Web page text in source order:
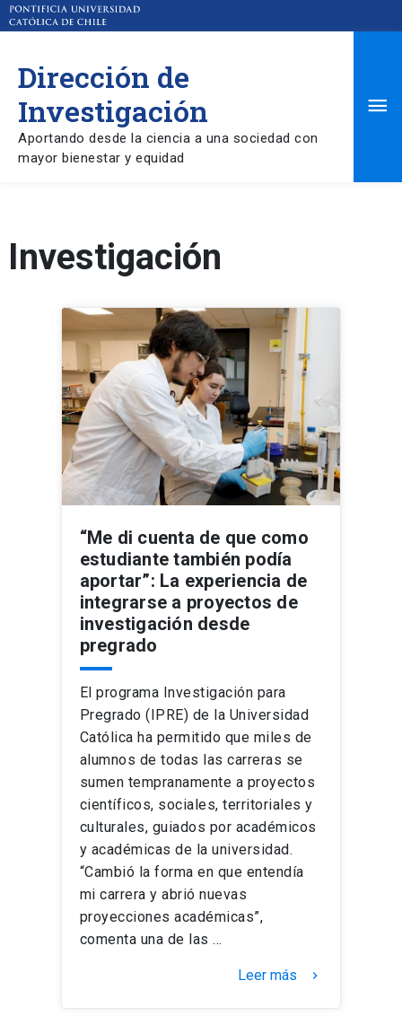
Dirección de
Investigación
Aportando desde la ciencia a una sociedad con
mayor bienestar y equidad
Investigación
“Me di cuenta de que como
estudiante también podía
aportar”: La experiencia de
integrarse a proyectos de
investigación desde
pregrado
El programa Investigación para
Pregrado (IPRE) de la Universidad
Católica ha permitido que miles de
alumnos de todas las carreras se
sumen tempranamente a proyectos
científicos, sociales, territoriales y
culturales, guiados por académicos
y académicas de la universidad.
“Cambió la forma en que entendía
mi carrera y abrió nuevas
proyecciones académicas”,
comenta una de las …
Leer más keyboard_arrow_right